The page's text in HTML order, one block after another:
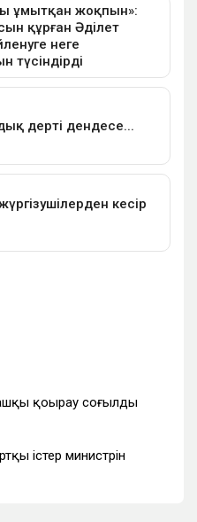
қоңырау соғылды
істер министрін